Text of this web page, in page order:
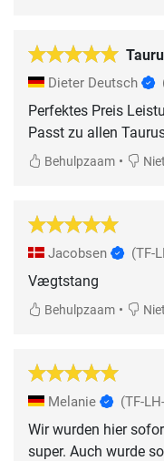
Dieter Deutsch
Perfektes Preis
Passt zu allen
Behulpzaam •
Jacobsen (TF-
Vægtstang
Behulpzaam •
Melanie (TF-
Wir wurden hier
super. Auch wurde